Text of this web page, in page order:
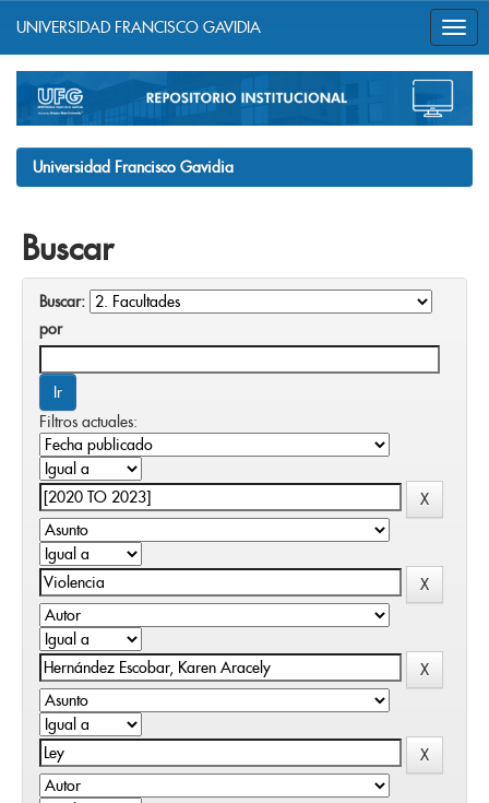
navigation
UNIVERSIDAD FRANCISCO GAVIDIA
Universidad Francisco Gavidia
Buscar
Buscar:
por
Filtros actuales: